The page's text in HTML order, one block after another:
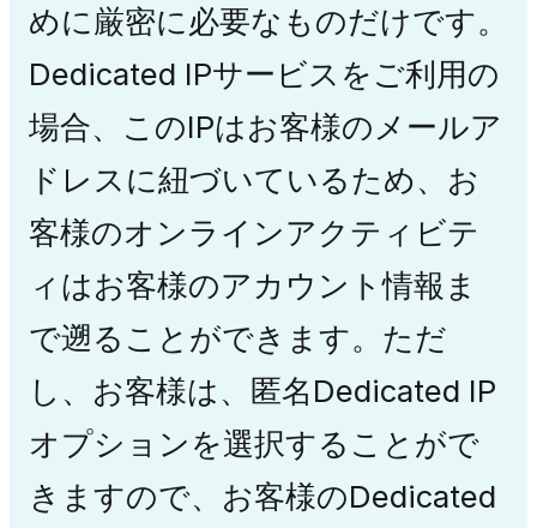
めに厳密に必要なものだけです。
Dedicated IPサービスをご利用の
場合、このIPはお客様のメールア
ドレスに紐づいているため、お
客様のオンラインアクティビテ
ィはお客様のアカウント情報ま
で遡ることができます。ただ
し、お客様は、匿名Dedicated IP
オプションを選択することがで
きますので、お客様のDedicated